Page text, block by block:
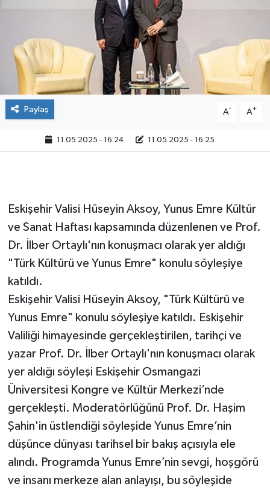
Paylaş A- A+
11.05.2025 - 16:24 11.05.2025 - 16:25
Eskişehir Valisi Hüseyin Aksoy, Yunus Emre Kültür
ve Sanat Haftası kapsamında düzenlenen ve Prof.
Dr. İlber Ortaylı'nın konuşmacı olarak yer aldığı
"Türk Kültürü ve Yunus Emre" konulu söyleşiye
katıldı.
Eskişehir Valisi Hüseyin Aksoy, "Türk Kültürü ve
Yunus Emre" konulu söyleşiye katıldı. Eskişehir
Valiliği himayesinde gerçekleştirilen, tarihçi ve
yazar Prof. Dr. İlber Ortaylı'nın konuşmacı olarak
yer aldığı söyleşi Eskişehir Osmangazi
Üniversitesi Kongre ve Kültür Merkezi’nde
gerçekleşti. Moderatörlüğünü Prof. Dr. Haşim
Şahin'in üstlendiği söyleşide Yunus Emre’nin
düşünce dünyası tarihsel bir bakış açısıyla ele
alındı. Programda Yunus Emre’nin sevgi, hoşgörü
ve insanı merkeze alan anlayışı, bu söyleşide